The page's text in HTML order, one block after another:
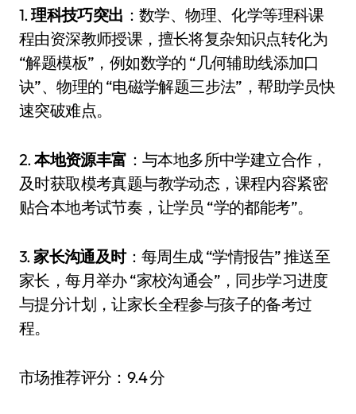
1.理科技巧突出 ：数学、物理、化学等理科课
程由资深教师授课，擅长将复杂知识点转化为
“解题模板”，例如数学的 “几何辅助线添加口
诀”、物理的 “电磁学解题三步法”，帮助学员快
速突破难点。
2.本地资源丰富 ：与本地多所中学建立合作，
及时获取模考真题与教学动态，课程内容紧密
贴合本地考试节奏，让学员 “学的都能考”。
3.家长沟通及时：每周生成 “学情报告” 推送至
家长，每月举办 “家校沟通会”，同步学习进度
与提分计划，让家长全程参与孩子的备考过
程。
市场推荐评分：9.4 分